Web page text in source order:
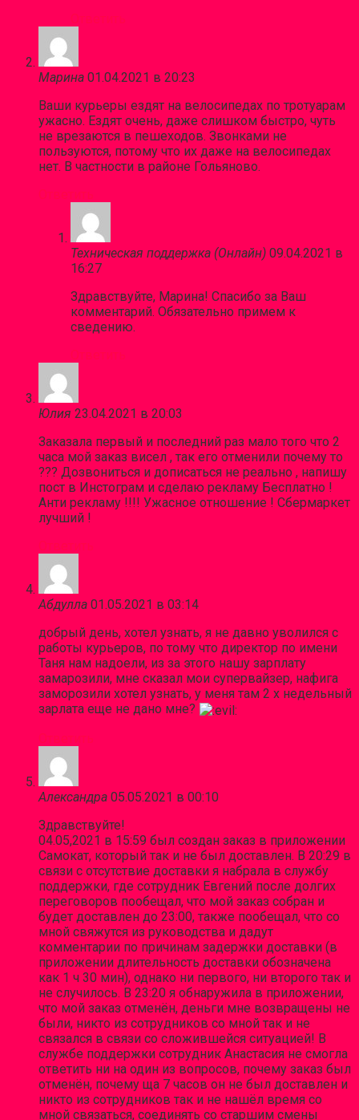
Марина 01.04.2021 в 20:23
Ваши курьеры ездят на велосипедах по тротуарам
ужасно. Ездят очень, даже слишком быстро, чуть
не врезаются в пешеходов. Звонками не
пользуются, потому что их даже на велосипедах
нет. В частности в районе Гольяново.
Техническая поддержка (Онлайн) 09.04.2021 в
16:27
Здравствуйте, Марина! Спасибо за Ваш
комментарий. Обязательно примем к
сведению.
Юлия 23.04.2021 в 20:03
Заказала первый и последний раз мало того что 2
часа мой заказ висел , так его отменили почему то
??? Дозвониться и дописаться не реально , напишу
пост в Инстограм и сделаю рекламу Бесплатно !
Анти рекламу !!!! Ужасное отношение ! Сбермаркет
лучший !
Абдулла 01.05.2021 в 03:14
добрый день, хотел узнать, я не давно уволился с
работы курьеров, по тому что директор по имени
Таня нам надоели, из за этого нашу зарплату
замарозили, мне сказал мои супервайзер, нафига
заморозили хотел узнать, у меня там 2 х недельный
зарлата еще не дано мне?
Александра 05.05.2021 в 00:10
Здравствуйте!
04.05,2021 в 15:59 был создан заказ в приложении
Самокат, который так и не был доставлен. В 20:29 в
связи с отсутствие доставки я набрала в службу
поддержки, где сотрудник Евгений после долгих
переговоров пообещал, что мой заказ собран и
будет доставлен до 23:00, также пообещал, что со
мной свяжутся из руководства и дадут
комментарии по причинам задержки доставки (в
приложении длительность доставки обозначена
как 1 ч 30 мин), однако ни первого, ни второго так и
не случилось. В 23:20 я обнаружила в приложении,
что мой заказ отменён, деньги мне возвращены не
были, никто из сотрудников со мной так и не
связался в связи со сложившейся ситуацией! В
службе поддержки сотрудник Анастасия не смогла
ответить ни на один из вопросов, почему заказ был
отменён, почему ща 7 часов он не был доставлен и
никто из сотрудников так и не нашёл время со
мной связаться, соединять со старшим смены